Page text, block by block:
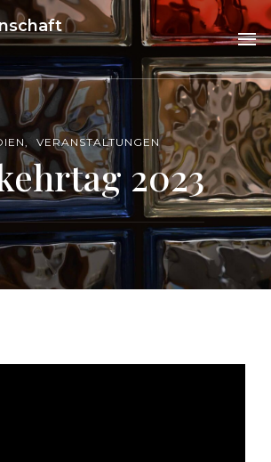
VERANSTALTUNGEN
2023